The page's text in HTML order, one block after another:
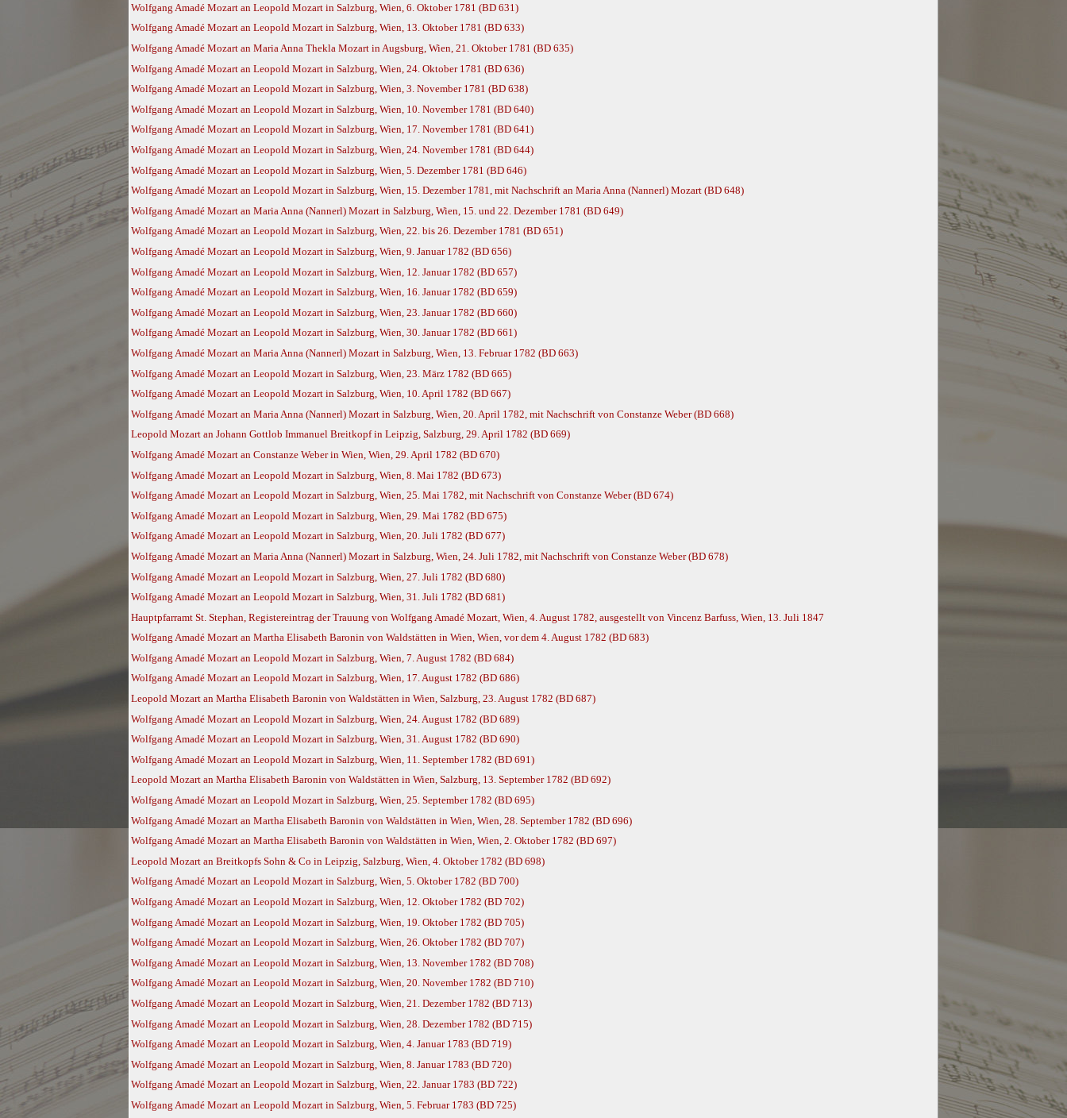
Wolfgang Amadé Mozart an Leopold Mozart in Salzburg, Wien, 6. Oktober 1781 (BD 631)
Wolfgang Amadé Mozart an Leopold Mozart in Salzburg, Wien, 13. Oktober 1781 (BD 633)
Wolfgang Amadé Mozart an Maria Anna Thekla Mozart in Augsburg, Wien, 21. Oktober 1781 (BD 635)
Wolfgang Amadé Mozart an Leopold Mozart in Salzburg, Wien, 24. Oktober 1781 (BD 636)
Wolfgang Amadé Mozart an Leopold Mozart in Salzburg, Wien, 3. November 1781 (BD 638)
Wolfgang Amadé Mozart an Leopold Mozart in Salzburg, Wien, 10. November 1781 (BD 640)
Wolfgang Amadé Mozart an Leopold Mozart in Salzburg, Wien, 17. November 1781 (BD 641)
Wolfgang Amadé Mozart an Leopold Mozart in Salzburg, Wien, 24. November 1781 (BD 644)
Wolfgang Amadé Mozart an Leopold Mozart in Salzburg, Wien, 5. Dezember 1781 (BD 646)
Wolfgang Amadé Mozart an Leopold Mozart in Salzburg, Wien, 15. Dezember 1781, mit Nachschrift an Maria Anna (Nannerl) Mozart (BD 648)
Wolfgang Amadé Mozart an Maria Anna (Nannerl) Mozart in Salzburg, Wien, 15. und 22. Dezember 1781 (BD 649)
Wolfgang Amadé Mozart an Leopold Mozart in Salzburg, Wien, 22. bis 26. Dezember 1781 (BD 651)
Wolfgang Amadé Mozart an Leopold Mozart in Salzburg, Wien, 9. Januar 1782 (BD 656)
Wolfgang Amadé Mozart an Leopold Mozart in Salzburg, Wien, 12. Januar 1782 (BD 657)
Wolfgang Amadé Mozart an Leopold Mozart in Salzburg, Wien, 16. Januar 1782 (BD 659)
Wolfgang Amadé Mozart an Leopold Mozart in Salzburg, Wien, 23. Januar 1782 (BD 660)
Wolfgang Amadé Mozart an Leopold Mozart in Salzburg, Wien, 30. Januar 1782 (BD 661)
Wolfgang Amadé Mozart an Maria Anna (Nannerl) Mozart in Salzburg, Wien, 13. Februar 1782 (BD 663)
Wolfgang Amadé Mozart an Leopold Mozart in Salzburg, Wien, 23. März 1782 (BD 665)
Wolfgang Amadé Mozart an Leopold Mozart in Salzburg, Wien, 10. April 1782 (BD 667)
Wolfgang Amadé Mozart an Maria Anna (Nannerl) Mozart in Salzburg, Wien, 20. April 1782, mit Nachschrift von Constanze Weber (BD 668)
Leopold Mozart an Johann Gottlob Immanuel Breitkopf in Leipzig, Salzburg, 29. April 1782 (BD 669)
Wolfgang Amadé Mozart an Constanze Weber in Wien, Wien, 29. April 1782 (BD 670)
Wolfgang Amadé Mozart an Leopold Mozart in Salzburg, Wien, 8. Mai 1782 (BD 673)
Wolfgang Amadé Mozart an Leopold Mozart in Salzburg, Wien, 25. Mai 1782, mit Nachschrift von Constanze Weber (BD 674)
Wolfgang Amadé Mozart an Leopold Mozart in Salzburg, Wien, 29. Mai 1782 (BD 675)
Wolfgang Amadé Mozart an Leopold Mozart in Salzburg, Wien, 20. Juli 1782 (BD 677)
Wolfgang Amadé Mozart an Maria Anna (Nannerl) Mozart in Salzburg, Wien, 24. Juli 1782, mit Nachschrift von Constanze Weber (BD 678)
Wolfgang Amadé Mozart an Leopold Mozart in Salzburg, Wien, 27. Juli 1782 (BD 680)
Wolfgang Amadé Mozart an Leopold Mozart in Salzburg, Wien, 31. Juli 1782 (BD 681)
Hauptpfarramt St. Stephan, Registereintrag der Trauung von Wolfgang Amadé Mozart, Wien, 4. August 1782, ausgestellt von Vincenz Barfuss, Wien, 13. Juli 1847
Wolfgang Amadé Mozart an Martha Elisabeth Baronin von Waldstätten in Wien, Wien, vor dem 4. August 1782 (BD 683)
Wolfgang Amadé Mozart an Leopold Mozart in Salzburg, Wien, 7. August 1782 (BD 684)
Wolfgang Amadé Mozart an Leopold Mozart in Salzburg, Wien, 17. August 1782 (BD 686)
Leopold Mozart an Martha Elisabeth Baronin von Waldstätten in Wien, Salzburg, 23. August 1782 (BD 687)
Wolfgang Amadé Mozart an Leopold Mozart in Salzburg, Wien, 24. August 1782 (BD 689)
Wolfgang Amadé Mozart an Leopold Mozart in Salzburg, Wien, 31. August 1782 (BD 690)
Wolfgang Amadé Mozart an Leopold Mozart in Salzburg, Wien, 11. September 1782 (BD 691)
Leopold Mozart an Martha Elisabeth Baronin von Waldstätten in Wien, Salzburg, 13. September 1782 (BD 692)
Wolfgang Amadé Mozart an Leopold Mozart in Salzburg, Wien, 25. September 1782 (BD 695)
Wolfgang Amadé Mozart an Martha Elisabeth Baronin von Waldstätten in Wien, Wien, 28. September 1782 (BD 696)
Wolfgang Amadé Mozart an Martha Elisabeth Baronin von Waldstätten in Wien, Wien, 2. Oktober 1782 (BD 697)
Leopold Mozart an Breitkopfs Sohn & Co in Leipzig, Salzburg, Wien, 4. Oktober 1782 (BD 698)
Wolfgang Amadé Mozart an Leopold Mozart in Salzburg, Wien, 5. Oktober 1782 (BD 700)
Wolfgang Amadé Mozart an Leopold Mozart in Salzburg, Wien, 12. Oktober 1782 (BD 702)
Wolfgang Amadé Mozart an Leopold Mozart in Salzburg, Wien, 19. Oktober 1782 (BD 705)
Wolfgang Amadé Mozart an Leopold Mozart in Salzburg, Wien, 26. Oktober 1782 (BD 707)
Wolfgang Amadé Mozart an Leopold Mozart in Salzburg, Wien, 13. November 1782 (BD 708)
Wolfgang Amadé Mozart an Leopold Mozart in Salzburg, Wien, 20. November 1782 (BD 710)
Wolfgang Amadé Mozart an Leopold Mozart in Salzburg, Wien, 21. Dezember 1782 (BD 713)
Wolfgang Amadé Mozart an Leopold Mozart in Salzburg, Wien, 28. Dezember 1782 (BD 715)
Wolfgang Amadé Mozart an Leopold Mozart in Salzburg, Wien, 4. Januar 1783 (BD 719)
Wolfgang Amadé Mozart an Leopold Mozart in Salzburg, Wien, 8. Januar 1783 (BD 720)
Wolfgang Amadé Mozart an Leopold Mozart in Salzburg, Wien, 22. Januar 1783 (BD 722)
Wolfgang Amadé Mozart an Leopold Mozart in Salzburg, Wien, 5. Februar 1783 (BD 725)